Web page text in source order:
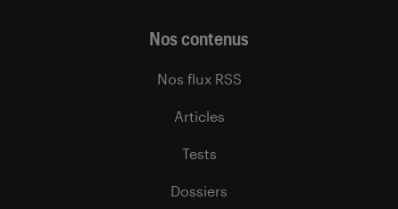
Nos contenus
Nos flux RSS
Articles
Tests
Dossiers